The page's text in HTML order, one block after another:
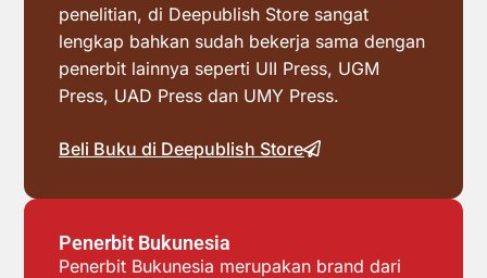
penelitian, di Deepublish Store sangat
lengkap bahkan sudah bekerja sama dengan
penerbit lainnya seperti UII Press, UGM
Press, UAD Press dan UMY Press.
Beli Buku di Deepublish Store
Penerbit Bukunesia
Penerbit Bukunesia merupakan brand dari